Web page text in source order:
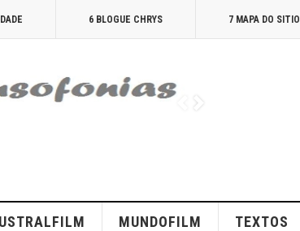
6 BLOGUE CHRYS 7 MAPA DO SITIO
MUNDOFILM TEXTOS